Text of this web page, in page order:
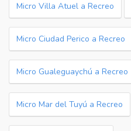
Micro Villa Atuel a Recreo
Micro Ciudad Perico a Recreo
Micro Gualeguaychú a Recreo
Micro Mar del Tuyú a Recreo